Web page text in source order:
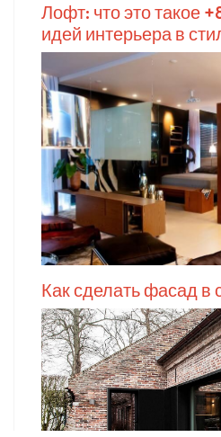
Лофт: что это такое
идей интерьера в
Как сделать фасад в